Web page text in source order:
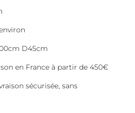
D45cm
en France à partir de 450€
sécurisée, sans